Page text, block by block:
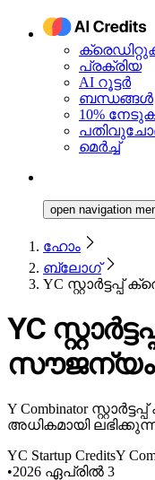
പ്രക്രിയ
AI റൂട്ടർ
ബന്ധങ്ങൾ
10%
മെർച്ച്
open navigation
ഹോം
ബ്ലോഗ്
YC സ്റ്റാർട്ടപ്പ്
YC
സൗജന്യം
Y Combinator
അധികമായി
YC Startup CreditsY
•2026 ഏപ്രിൽ 3